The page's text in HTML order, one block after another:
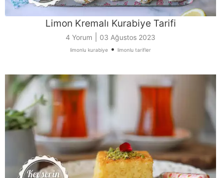
Limon Kremalı Kurabiye Tarifi
4 Yorum 03 Ağustos 2023
limonlu kurabiye • limonlu tarifler